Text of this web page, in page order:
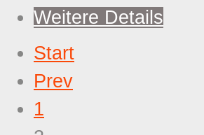
Weitere Details
Start
Prev
1